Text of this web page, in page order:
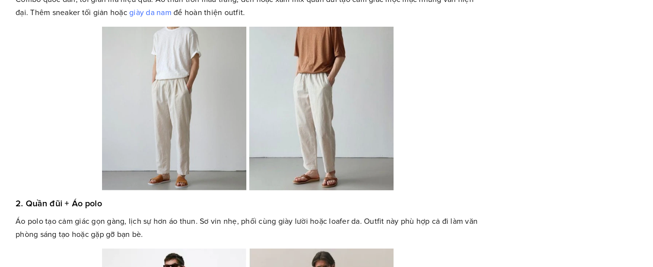
đại. Thêm sneaker tối giản hoặc giày da nam để hoàn thiện outfit.
2. Quần đũi + Áo polo
Áo polo tạo cảm giác gọn gàng, lịch sự hơn áo thun. Sơ vin nhẹ, phối cùng giày lười hoặc loafer da. Outfit này phù hợp cả đi làm văn
phòng sáng tạo hoặc gặp gỡ bạn bè.